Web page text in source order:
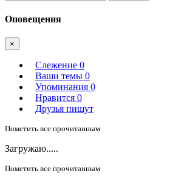
Оповещения
×
Слежение 0
Ваши темы 0
Упоминания 0
Нравится 0
Друзья пишут
Пометить все прочитанным
Загружаю.....
Пометить все прочитанным